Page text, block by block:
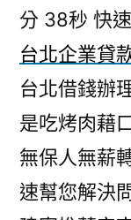
分 38秒 快
台北企業貸
台北借錢辦
是吃烤肉藉
無保人無薪
速幫您解決